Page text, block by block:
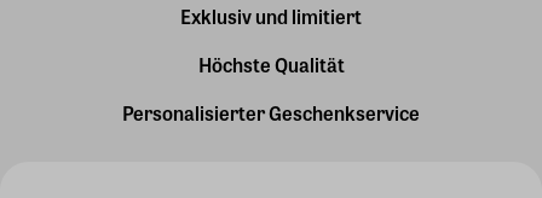
Exklusiv und limitiert
Höchste Qualität
Personalisierter Geschenkservice